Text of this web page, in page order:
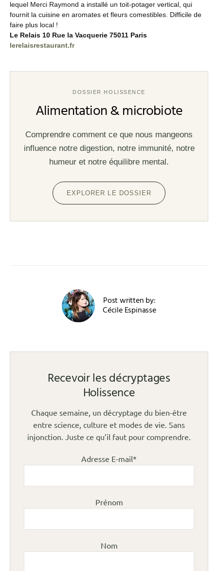
lequel Merci Raymond a installé un toit-potager vertical, qui
fournit la cuisine en aromates et fleurs comestibles. Difficile de
faire plus local !
Le Relais 10 Rue la Vacquerie 75011 Paris
lerelaisrestaurant.fr
DOSSIER HOLISSENCE
Alimentation & microbiote
Comprendre comment ce que nous mangeons
influence notre digestion, notre immunité, notre
humeur et notre équilibre mental.
EXPLORER LE DOSSIER
Post written by:
Cécile Espinasse
Recevoir les décryptages
Holissence
Chaque semaine, un décryptage du bien-être
entre science, culture et modes de vie. Sans
injonction. Juste ce qu’il faut pour comprendre.
Adresse E-mail*
Prénom
Nom